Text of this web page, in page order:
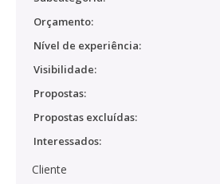
Orçamento:
Nível de experiência:
Visibilidade:
Propostas:
Propostas excluídas:
Interessados:
Cliente